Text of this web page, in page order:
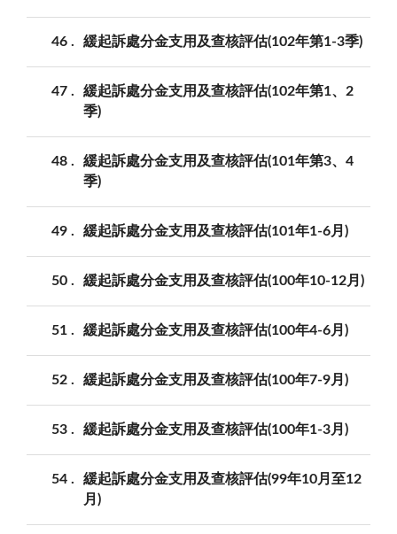
46 緩起訴處分金支用及查核評估(102年第1-3季)
47
緩起訴處分金支用及查核評估(102年第1、2
季)
48
緩起訴處分金支用及查核評估(101年第3、4
季)
49 緩起訴處分金支用及查核評估(101年1-6月)
50 緩起訴處分金支用及查核評估(100年10-12月)
51 緩起訴處分金支用及查核評估(100年4-6月)
52 緩起訴處分金支用及查核評估(100年7-9月)
53 緩起訴處分金支用及查核評估(100年1-3月)
54
緩起訴處分金支用及查核評估(99年10月至12
月)